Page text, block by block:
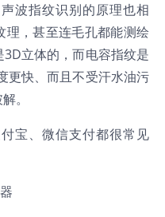
波指纹识别的原理也相
理，甚至连毛孔都能测绘
立体的，而电容指纹是
更快、而且不受汗水油污
。
宝、微信支付都很常见